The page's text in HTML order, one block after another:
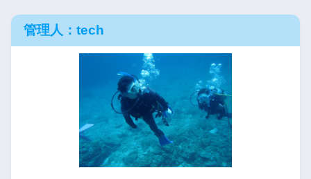
管理人：tech